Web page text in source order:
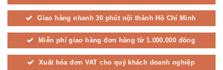
Giao hàng nhanh 30 phút nội thành Hồ Chí Minh
Miễn phí giao hàng đơn hàng từ 1.000.000 đồng
Xuất hóa đơn VAT cho quý khách doanh nghiệp